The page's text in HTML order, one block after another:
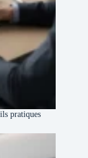
pratiques